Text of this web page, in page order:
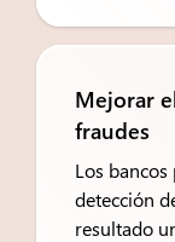
Mejorar
fraudes
Los
detección
resultado